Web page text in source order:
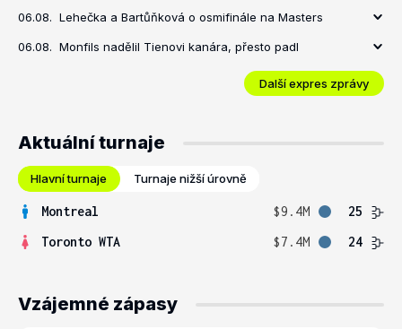
06.08. Lehečka a Bartůňková o osmifinále na Masters
06.08. Monfils nadělil Tienovi kanára, přesto padl
Další expres zprávy
Aktuální turnaje
Hlavní turnaje Turnaje nižší úrovně
Montreal $9.4M
25
Toronto WTA
$7.4M 24
Vzájemné zápasy